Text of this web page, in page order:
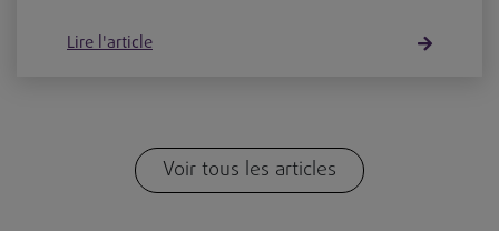
Lire l'article
Voir tous les articles